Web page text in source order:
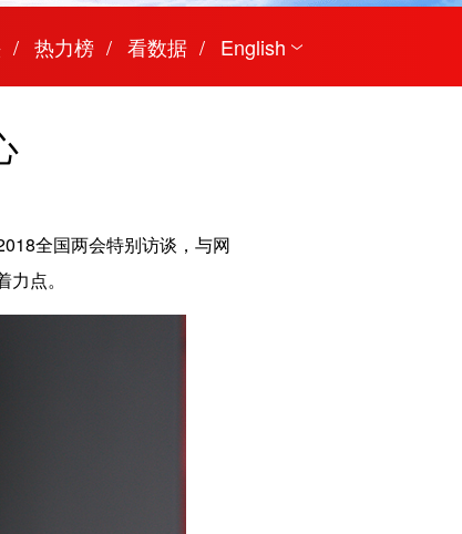
热力榜 看数据 English
日本語
全国两会特别访谈，与网
点。